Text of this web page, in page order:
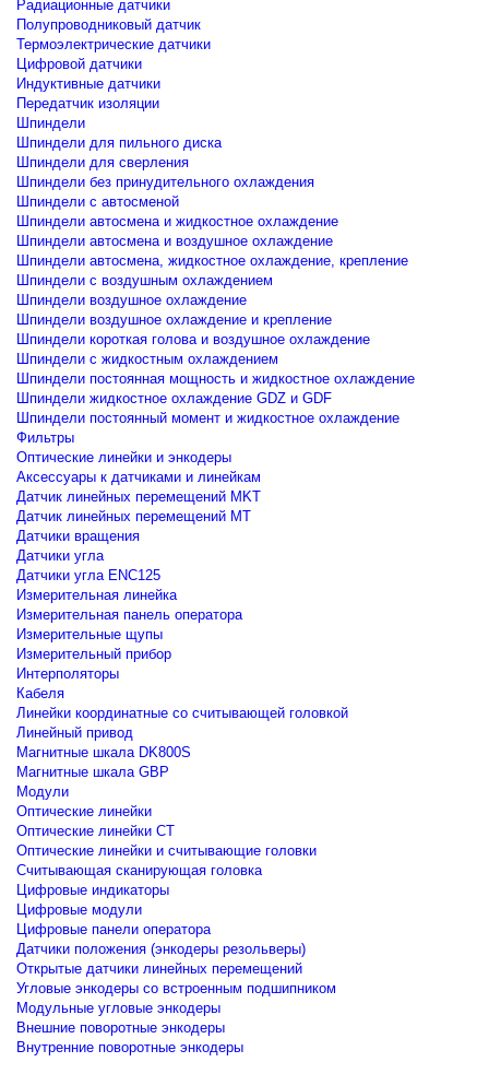
Радиационные датчики
Полупроводниковый датчик
Термоэлектрические датчики
Цифровой датчики
Индуктивные датчики
Передатчик изоляции
Шпиндели
Шпиндели для пильного диска
Шпиндели для сверления
Шпиндели без принудительного охлаждения
Шпиндели с автосменой
Шпиндели автосмена и жидкостное охлаждение
Шпиндели автосмена и воздушное охлаждение
Шпиндели автосмена, жидкостное охлаждение, крепление
Шпиндели с воздушным охлаждением
Шпиндели воздушное охлаждение
Шпиндели воздушное охлаждение и крепление
Шпиндели короткая голова и воздушное охлаждение
Шпиндели с жидкостным охлаждением
Шпиндели постоянная мощность и жидкостное охлаждение
Шпиндели жидкостное охлаждение GDZ и GDF
Шпиндели постоянный момент и жидкостное охлаждение
Фильтры
Оптические линейки и энкодеры
Аксессуары к датчиками и линейкам
Датчик линейных перемещений MKT
Датчик линейных перемещений MT
Датчики вращения
Датчики угла
Датчики угла ENC125
Измерительная линейка
Измерительная панель оператора
Измерительные щупы
Измерительный прибор
Интерполяторы
Кабеля
Линейки координатные со считывающей головкой
Линейный привод
Магнитные шкала DK800S
Магнитные шкала GBP
Модули
Оптические линейки
Оптические линейки CT
Оптические линейки и считывающие головки
Считывающая сканирующая головка
Цифровые индикаторы
Цифровые модули
Цифровые панели оператора
Датчики положения (энкодеры резольверы)
Открытые датчики линейных перемещений
Угловые энкодеры со встроенным подшипником
Модульные угловые энкодеры
Внешние поворотные энкодеры
Внутренние поворотные энкодеры